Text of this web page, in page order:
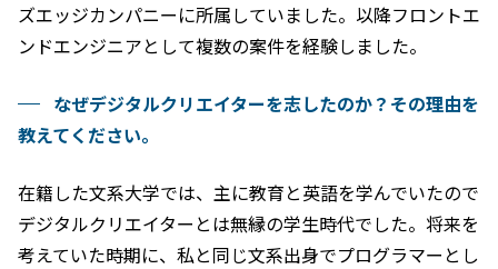
ズエッジカンパニーに所属していました。以降フロントエ
ンドエンジニアとして複数の案件を経験しました。
なぜデジタルクリエイターを志したのか？その理由を
教えてください。
在籍した文系大学では、主に教育と英語を学んでいたので
デジタルクリエイターとは無縁の学生時代でした。将来を
考えていた時期に、私と同じ文系出身でプログラマーとし